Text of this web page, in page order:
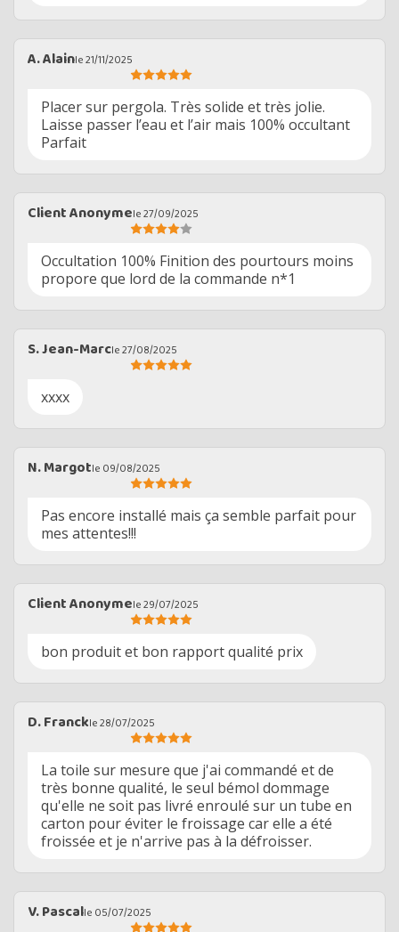
A. Alainle 21/11/2025
Placer sur pergola. Très solide et très jolie.
Laisse passer l’eau et l’air mais 100% occultant
Parfait
Client Anonymele 27/09/2025
Occultation 100% Finition des pourtours moins
propore que lord de la commande n*1
S. Jean-Marcle 27/08/2025
xxxx
N. Margotle 09/08/2025
Pas encore installé mais ça semble parfait pour
mes attentes!!!
Client Anonymele 29/07/2025
bon produit et bon rapport qualité prix
D. Franckle 28/07/2025
La toile sur mesure que j'ai commandé et de
très bonne qualité, le seul bémol dommage
qu'elle ne soit pas livré enroulé sur un tube en
carton pour éviter le froissage car elle a été
froissée et je n'arrive pas à la défroisser.
V. Pascalle 05/07/2025